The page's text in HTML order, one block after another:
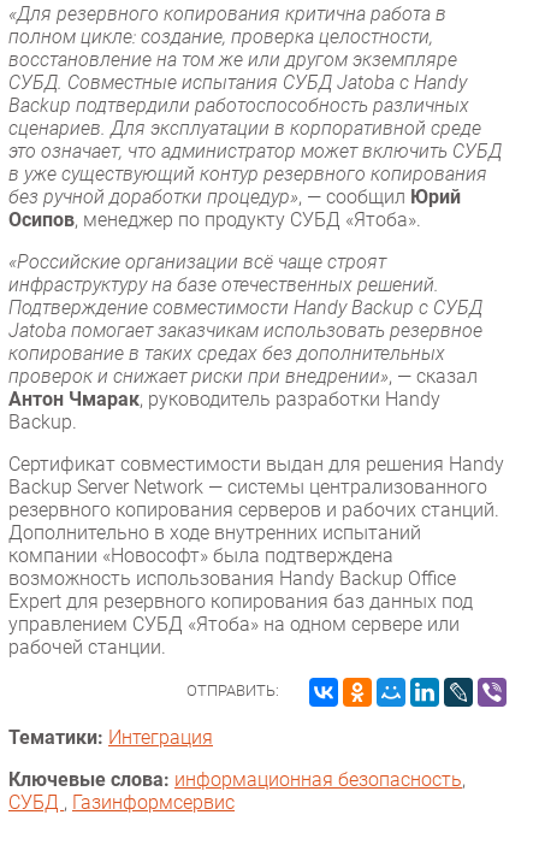
Проекты
IT класс
Тестовый стенд
Каталог компаний
«Для резервного копирования критична работа в
полном цикле: создание, проверка целостности,
восстановление на том же или другом экземпляре
СУБД. Совместные испытания СУБД Jatoba с Handy
Backup подтвердили работоспособность различных
сценариев. Для эксплуатации в корпоративной среде
это означает, что администратор может включить СУБД
в уже существующий контур резервного копирования
без ручной доработки процедур», — сообщил Юрий
Осипов, менеджер по продукту СУБД «Ятоба».
«Российские организации всё чаще строят
инфраструктуру на базе отечественных решений.
Подтверждение совместимости Handy Backup с СУБД
Jatoba помогает заказчикам использовать резервное
копирование в таких средах без дополнительных
проверок и снижает риски при внедрении», — сказал
Антон Чмарак, руководитель разработки Handy
Backup.
Сертификат совместимости выдан для решения Handy
Backup Server Network — системы централизованного
резервного копирования серверов и рабочих станций.
Дополнительно в ходе внутренних испытаний
компании «Новософт» была подтверждена
возможность использования Handy Backup Office
Expert для резервного копирования баз данных под
управлением СУБД «Ятоба» на одном сервере или
рабочей станции.
ОТПРАВИТЬ:
Тематики: Интеграция
Ключевые слова: информационная безопасность,
СУБД , Газинформсервис